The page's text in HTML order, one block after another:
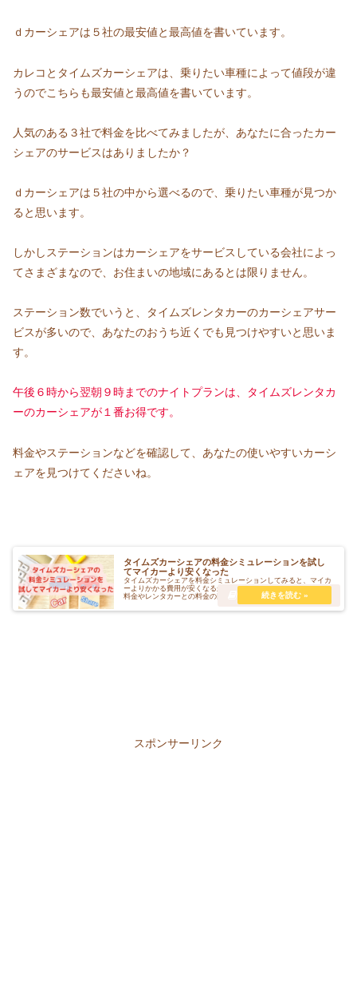
ｄカーシェアは５社の最安値と最高値を書いています。
カレコとタイムズカーシェアは、乗りたい車種によって値段が違
うのでこちらも最安値と最高値を書いています。
人気のある３社で料金を比べてみましたが、あなたに合ったカー
シェアのサービスはありましたか？
ｄカーシェアは５社の中から選べるので、乗りたい車種が見つか
ると思います。
しかしステーションはカーシェアをサービスしている会社によっ
てさまざまなので、お住まいの地域にあるとは限りません。
ステーション数でいうと、タイムズレンタカーのカーシェアサー
ビスが多いので、あなたのおうち近くでも見つけやすいと思いま
す。
午後６時から翌朝９時までのナイトプランは、タイムズレンタカ
ーのカーシェアが１番お得です。
料金やステーションなどを確認して、あなたの使いやすいカーシ
ェアを見つけてくださいね。
タイムズカーシェアの料金シミュレーションを試し
てマイカーより安くなった
タイムズカーシェアを料金シミュレーションしてみると、マイカ
ーよりかかる費用が安くなるかもしれません?！また、他社との
料金やレンタカーとの料金の比較を紹介します。法人会員では何
スポンサーリンク